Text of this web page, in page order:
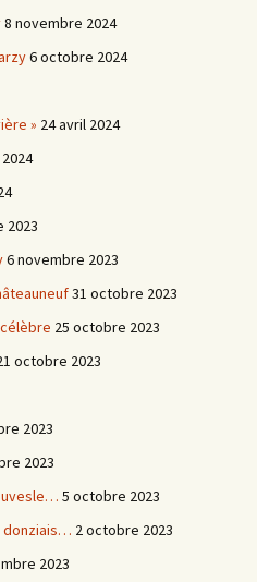
8 novembre 2024
6 octobre 2024
» 24 avril 2024
2023
6 novembre 2023
31 octobre 2023
25 octobre 2023
octobre 2023
2023
2023
5 octobre 2023
donziais… 2 octobre 2023
2023